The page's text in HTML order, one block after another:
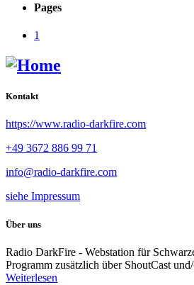
Pages
1
Kontakt
https://www.radio-darkfire.com
+49 3672 886 99 71
info@radio-darkfire.com
siehe Impressum
Über uns
Radio DarkFire - Webstation für
Programm zusätzlich über ShoutCast
Weiterlesen